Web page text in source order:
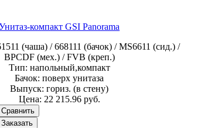
компакт GSI Panorama
(чаша) / 668111 (бачок) / MS6611 (сид.) /
BPCDF (мех.) / FVB (креп.)
Тип: напольный,компакт
Бачок: поверх унитаза
Выпуск: гориз. (в стену)
Цена: 22 215.96 руб.
Сравнить
Заказать